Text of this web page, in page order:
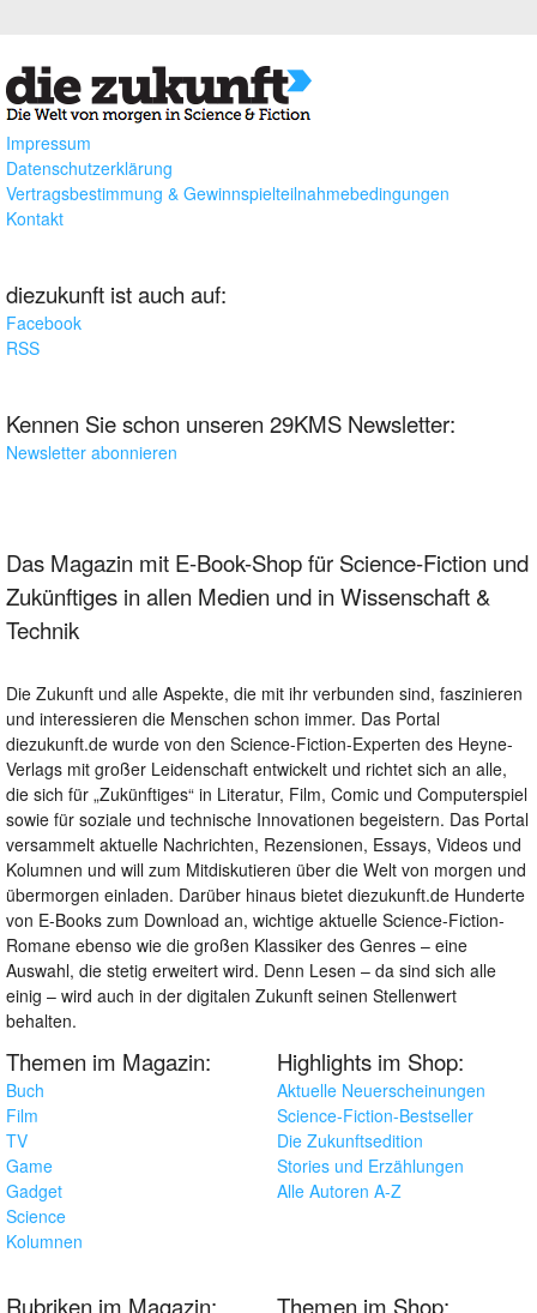
Impressum
Datenschutzerklärung
Vertragsbestimmung & Gewinnspielteilnahmebedingungen
Kontakt
diezukunft ist auch auf:
Facebook
RSS
Kennen Sie schon unseren 29KMS Newsletter:
Newsletter abonnieren
Das Magazin mit E-Book-Shop für Science-Fiction und
Zukünftiges in allen Medien und in Wissenschaft &
Technik
Die Zukunft und alle Aspekte, die mit ihr verbunden sind, faszinieren
und interessieren die Menschen schon immer. Das Portal
diezukunft.de wurde von den Science-Fiction-Experten des Heyne-
Verlags mit großer Leidenschaft entwickelt und richtet sich an alle,
die sich für „Zukünftiges“ in Literatur, Film, Comic und Computerspiel
sowie für soziale und technische Innovationen begeistern. Das Portal
versammelt aktuelle Nachrichten, Rezensionen, Essays, Videos und
Kolumnen und will zum Mitdiskutieren über die Welt von morgen und
übermorgen einladen. Darüber hinaus bietet diezukunft.de Hunderte
von E-Books zum Download an, wichtige aktuelle Science-Fiction-
Romane ebenso wie die großen Klassiker des Genres – eine
Auswahl, die stetig erweitert wird. Denn Lesen – da sind sich alle
einig – wird auch in der digitalen Zukunft seinen Stellenwert
behalten.
Themen im Magazin:
Buch
Film
TV
Game
Gadget
Science
Kolumnen
Highlights im Shop:
Aktuelle Neuerscheinungen
Science-Fiction-Bestseller
Die Zukunftsedition
Stories und Erzählungen
Alle Autoren A-Z
Rubriken im Magazin: Themen im Shop: